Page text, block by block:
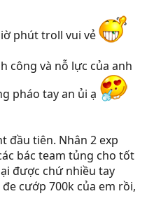
phút troll vui vẻ
công và nỗ lực của anh
pháo tay an ủi ạ
đầu tiên. Nhân 2 exp
bác team tủng cho tốt
được chứ nhiều tay
cướp 700k của em rồi,